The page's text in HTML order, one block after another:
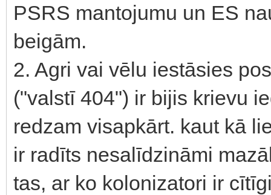
PSRS mantojumu un ES
beigām.
2. Agri vai vēlu iestāsies
("valstī 404") ir bijis krievu
redzam visapkārt. kaut kā
ir radīts nesalīdzināmi
tas, ar ko kolonizatori ir